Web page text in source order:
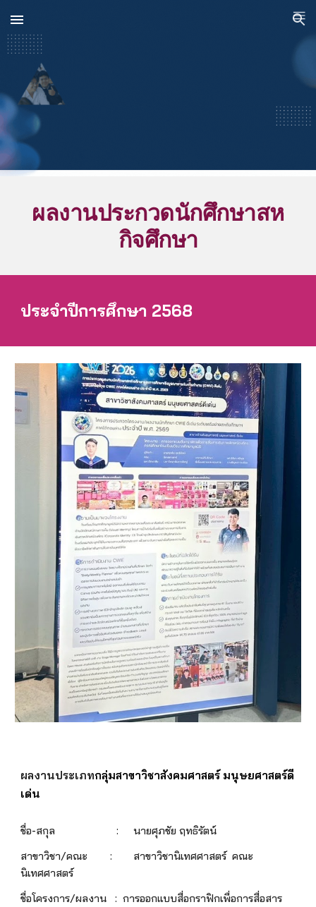
Skip to main content Skip to navigation
ผลงานประกวดนักศึกษาสห
กิจศึกษา
ประจำปีการศึกษา 2568
ผลงานประเภทกลุ่มสาขาวิชาสังคมศาสตร์ มนุษยศาสตร์ดี
เด่น
ชื่อ-สกุล :
นายศุภชัย ฤทธิรัตน์
สาขาวิชา/คณะ
: สาขาวิชานิเทศศาสตร์คณะ
นิเทศศาสตร์
ชื่อโครงการ/ผลงาน :การออกแบบสื่อกราฟิกเพื่อการสื่อสาร